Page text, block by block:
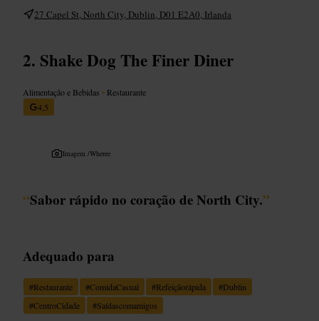
27 Capel St, North City, Dublin, D01 E2A0, Irlanda
Shake Dog The Finer Diner
Alimentação e Bebidas • Restaurante
4,5
Imagem /Wheree
“Sabor rápido no coração de North City.”
Adequado para
#Restaurante #ComidaCasual #Refeiçãorápida #Dublin
#CentroCidade #Saídascomamigos